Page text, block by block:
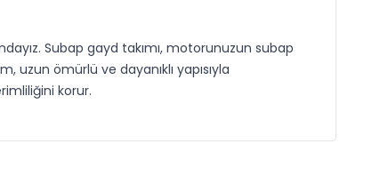
Subap gayd takımı, motorunuzun subap
uzun ömürlü ve dayanıklı yapısıyla
korur.